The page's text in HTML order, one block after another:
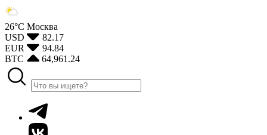
26°С Москва
USD
82.17
EUR
94.84
BTC
64,961.24